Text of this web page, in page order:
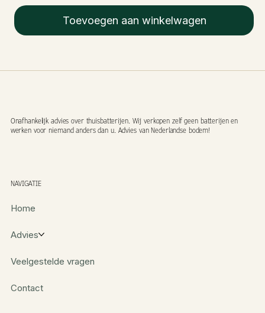
Toevoegen aan winkelwagen
NAVIGATIE
Onafhankelijk advies over thuisbatterijen. Wij verkopen zelf geen batterijen en
werken voor niemand anders dan u. Advies van Nederlandse bodem!
Home
Advies
Veelgestelde vragen
Contact